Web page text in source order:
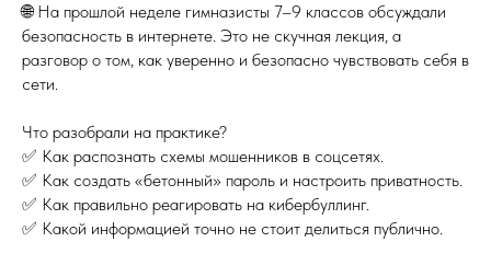
🌐 На прошлой неделе гимназисты 7–9 классов обсуждали
безопасность в интернете. Это не скучная лекция, а
разговор о том, как уверенно и безопасно чувствовать себя в
сети.
Что разобрали на практике?
✅ Как распознать схемы мошенников в соцсетях.
✅ Как создать «бетонный» пароль и настроить приватность.
✅ Как правильно реагировать на кибербуллинг.
✅ Какой информацией точно не стоит делиться публично.